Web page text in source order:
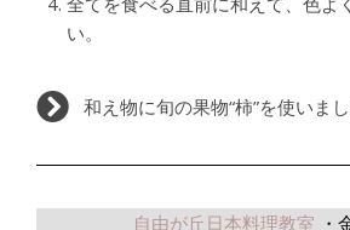
い。
和え物に旬の果物“柿”を使いまし
自由が丘日本料理教室 ・